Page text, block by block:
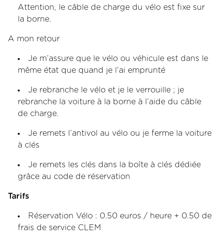
Attention, le câble de charge du vélo est fixe sur
la borne.
A mon retour
Je m’assure que le vélo ou véhicule est dans le
même état que quand je l’ai emprunté
Je rebranche le vélo et je le verrouille ; je
rebranche la voiture à la borne à l’aide du câble
de charge.
Je remets l’antivol au vélo ou je ferme la voiture
à clés
Je remets les clés dans la boîte à clés dédiée
grâce au code de réservation
Tarifs
Réservation Vélo : 0.50 euros / heure + 0.50 de
frais de service CLEM